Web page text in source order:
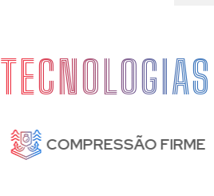
TECNOLOGIAS
COMPRESSÃO FIRME